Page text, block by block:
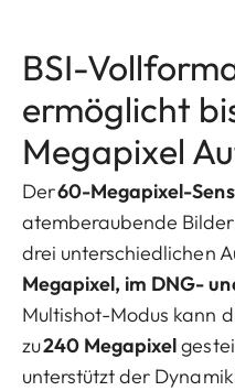
BSI-
ermöglicht
Megapixel
Der60-Megapixel-
atemberaubende
drei unterschiedlichen
Megapixel, im DNG-
Multishot-Modus kann
zu240 Megapixel
unterstützt der